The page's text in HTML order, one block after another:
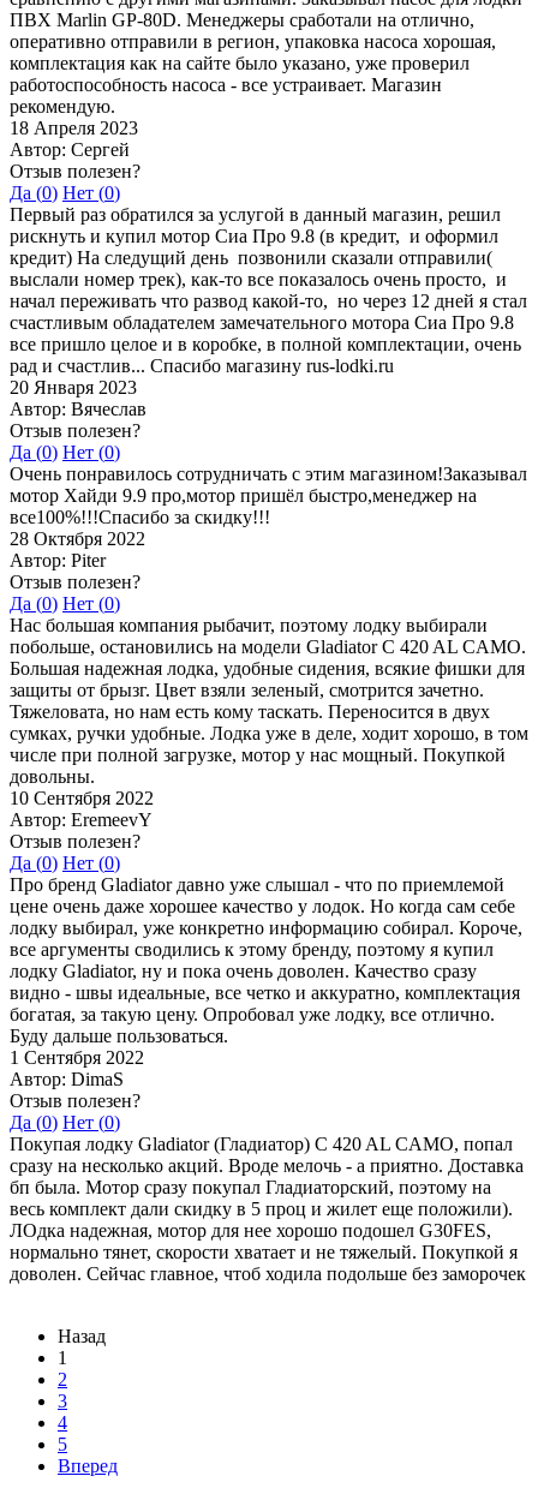
ПВХ Marlin GP-80D. Менеджеры сработали на отлично,
оперативно отправили в регион, упаковка насоса хорошая,
комплектация как на сайте было указано, уже проверил
работоспособность насоса - все устраивает. Магазин
рекомендую.
18 Апреля 2023
Автор: Сергей
Отзыв полезен?
Да (0) Нет (0)
Первый раз обратился за услугой в данный магазин, решил
рискнуть и купил мотор Сиа Про 9.8 (в кредит, и оформил
кредит) На следущий день позвонили сказали отправили(
выслали номер трек), как-то все показалось очень просто, и
начал переживать что развод какой-то, но через 12 дней я стал
счастливым обладателем замечательного мотора Сиа Про 9.8
все пришло целое и в коробке, в полной комплектации, очень
рад и счастлив... Спасибо магазину rus-lodki.ru
20 Января 2023
Автор: Вячеслав
Отзыв полезен?
Да (0) Нет (0)
Очень понравилось сотрудничать с этим магазином!Заказывал
мотор Хайди 9.9 про,мотор пришёл быстро,менеджер на
все100%!!!Спасибо за скидку!!!
28 Октября 2022
Автор: Piter
Отзыв полезен?
Да (0) Нет (0)
Нас большая компания рыбачит, поэтому лодку выбирали
побольше, остановились на модели Gladiator C 420 AL CAMO.
Большая надежная лодка, удобные сидения, всякие фишки для
защиты от брызг. Цвет взяли зеленый, смотрится зачетно.
Тяжеловата, но нам есть кому таскать. Переносится в двух
сумках, ручки удобные. Лодка уже в деле, ходит хорошо, в том
числе при полной загрузке, мотор у нас мощный. Покупкой
довольны.
10 Сентября 2022
Автор: EremeevY
Отзыв полезен?
Да (0) Нет (0)
Про бренд Gladiator давно уже слышал - что по приемлемой
цене очень даже хорошее качество у лодок. Но когда сам себе
лодку выбирал, уже конкретно информацию собирал. Короче,
все аргументы сводились к этому бренду, поэтому я купил
лодку Gladiator, ну и пока очень доволен. Качество сразу
видно - швы идеальные, все четко и аккуратно, комплектация
богатая, за такую цену. Опробовал уже лодку, все отлично.
Буду дальше пользоваться.
1 Сентября 2022
Автор: DimaS
Отзыв полезен?
Да (0) Нет (0)
Покупая лодку Gladiator (Гладиатор) C 420 AL CAMO, попал
сразу на несколько акций. Вроде мелочь - а приятно. Доставка
бп была. Мотор сразу покупал Гладиаторский, поэтому на
весь комплект дали скидку в 5 проц и жилет еще положили).
ЛОдка надежная, мотор для нее хорошо подошел G30FES,
нормально тянет, скорости хватает и не тяжелый. Покупкой я
доволен. Сейчас главное, чтоб ходила подольше без заморочек
Назад
1
2
3
4
5
Вперед